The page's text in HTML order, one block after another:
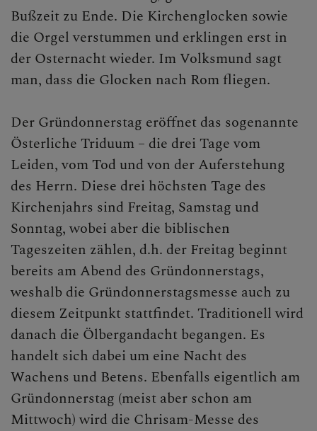
Bußzeit zu Ende. Die Kirchenglocken sowie
die Orgel verstummen und erklingen erst in
der Osternacht wieder. Im Volksmund sagt
man, dass die Glocken nach Rom fliegen.
Der Gründonnerstag eröffnet das sogenannte
Österliche Triduum – die drei Tage vom
Leiden, vom Tod und von der Auferstehung
des Herrn. Diese drei höchsten Tage des
Kirchenjahrs sind Freitag, Samstag und
Sonntag, wobei aber die biblischen
Tageszeiten zählen, d.h. der Freitag beginnt
bereits am Abend des Gründonnerstags,
weshalb die Gründonnerstagsmesse auch zu
diesem Zeitpunkt stattfindet. Traditionell wird
danach die Ölbergandacht begangen. Es
handelt sich dabei um eine Nacht des
Wachens und Betens. Ebenfalls eigentlich am
Gründonnerstag (meist aber schon am
Mittwoch) wird die Chrisam-Messe des